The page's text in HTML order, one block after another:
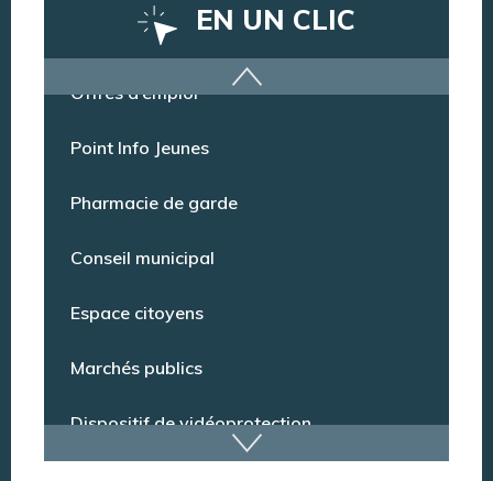
EN UN CLIC
Dispositif de vidéoprotection